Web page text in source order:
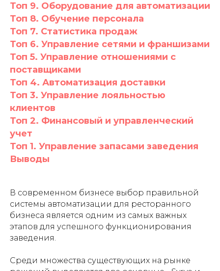
Топ 9. Оборудование для автоматизации
Топ 8. Обучение персонала
Топ 7. Статистика продаж
Топ 6. Управление сетями и франшизами
Топ 5. Управление отношениями с
поставщиками
Топ 4. Автоматизация доставки
Топ 3. Управление лояльностью
клиентов
Топ 2. Финансовый и управленческий
учет
Топ 1. Управление запасами заведения
Выводы
В современном бизнесе выбор правильной
системы автоматизации для ресторанного
бизнеса является одним из самых важных
этапов для успешного функционирования
заведения.
Среди множества существующих на рынке